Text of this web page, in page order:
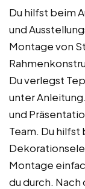
Du hilfst beim
und
Montage von
Du verlegst
unter
und
Team. Du
Montage
du durch.